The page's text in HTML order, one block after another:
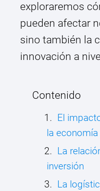
exploraremos
pueden afectar
sino también la
innovación a
Contenido
El
la
La
inversión
La